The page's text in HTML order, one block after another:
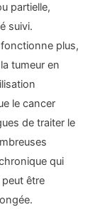
partielle,
suivi.
plus,
tumeur en
le cancer
de traiter le
qui
être